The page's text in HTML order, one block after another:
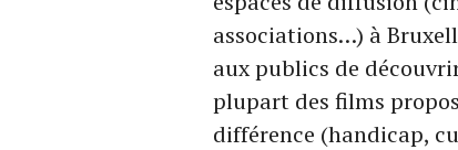
associations…) à
aux publics de
plupart des films
différence (handicap,